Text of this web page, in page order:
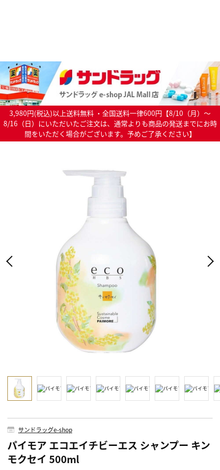
3,980円(税込)以上送料無料 ・全国送料一律600円【8/10（月）～
8/16（日）にいただいたご注文は、通常よりも商品の発送までにお時
間をいただく場合がございます。予めご了承ください】
サンドラッグe-shop
パイモア エコエイチビーエス シャンプー キン
モクセイ 500ml